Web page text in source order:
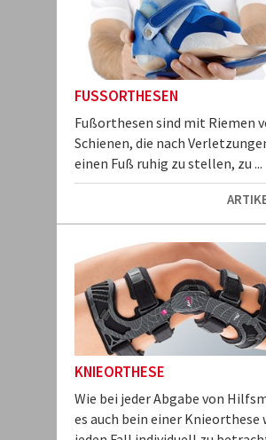
FUSSORTHESEN
Fußorthesen sind mit Riemen
Schienen, die nach
einen Fuß ruhig zu stellen, zu ...
KNIEORTHESE
Wie bei jeder Abgabe von
es auch bein einer Knieorthese